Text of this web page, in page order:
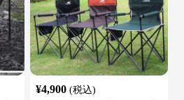
¥4,900 (税込)